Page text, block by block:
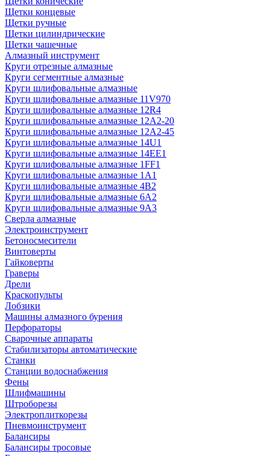
Щетки концевые
Щетки ручные
Щетки цилиндрические
Щетки чашечные
Алмазный инструмент
Круги отрезные алмазные
Круги сегментные алмазные
Круги шлифовальные алмазные
Круги шлифовальные алмазные 11V970
Круги шлифовальные алмазные 12R4
Круги шлифовальные алмазные 12А2-20
Круги шлифовальные алмазные 12А2-45
Круги шлифовальные алмазные 14U1
Круги шлифовальные алмазные 14ЕЕ1
Круги шлифовальные алмазные 1FF1
Круги шлифовальные алмазные 1А1
Круги шлифовальные алмазные 4В2
Круги шлифовальные алмазные 6A2
Круги шлифовальные алмазные 9А3
Сверла алмазные
Электроинструмент
Бетоносмесители
Винтоверты
Гайковерты
Граверы
Дрели
Краскопульты
Лобзики
Машины алмазного бурения
Перфораторы
Сварочные аппараты
Стабилизаторы автоматические
Станки
Станции водоснабжения
Фены
Шлифмашины
Штроборезы
Электроплиткорезы
Пневмоинструмент
Балансиры
Балансиры тросовые